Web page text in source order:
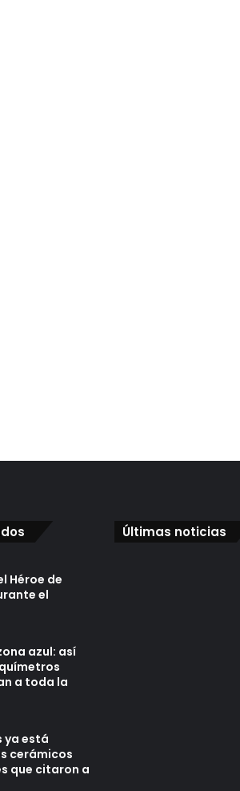
Héroe de
el
azul: así
a toda la
ya está
cerámicos
que citaron a
Últimas noticias